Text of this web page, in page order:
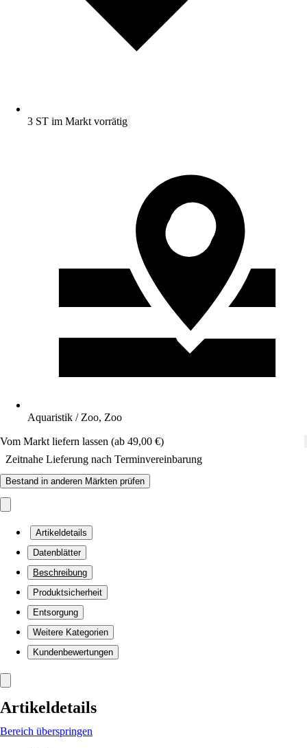
3 ST im Markt vorrätig
Aquaristik / Zoo, Zoo
Vom Markt liefern lassen (ab 49,00 €)
Zeitnahe Lieferung nach Terminvereinbarung
Bestand in anderen Märkten prüfen
Artikeldetails
Datenblätter
Beschreibung
Produktsicherheit
Entsorgung
Weitere Kategorien
Kundenbewertungen
Artikeldetails
Bereich überspringen